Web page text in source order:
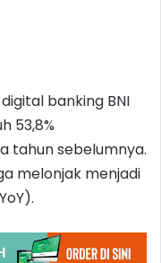
banking BNI
53,8%
tahun sebelumnya.
melonjak menjadi